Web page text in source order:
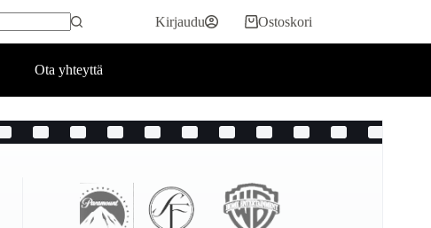
Kirjaudu Ostoskori
Ota yhteyttä